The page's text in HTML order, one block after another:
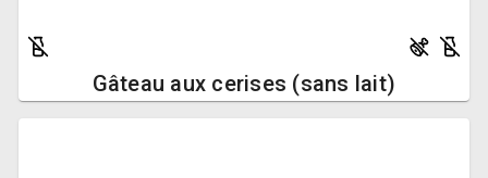
Gâteau aux cerises (sans lait)